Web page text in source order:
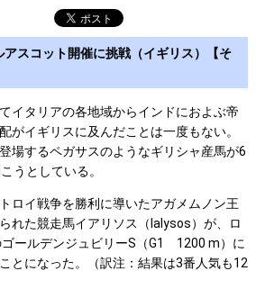
スコット開催に挑戦（イギリス）【そ
イタリアの各地域からインドにおよぶ帝
がイギリスに及んだことは一度もない。
場するペガサスのようなギリシャ産馬が6
うとしている。
ロイ戦争を勝利に導いたアガメムノン王
れた競走馬イアリソス（Ialysos）が、ロ
ゴールデンジュビリーS（G1 1200 m）に
とになった。（訳注：結果は3番人気も12